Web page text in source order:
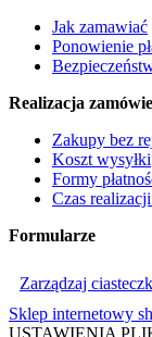
Jak zamawiać
Ponowienie
Realizacja
Zakupy bez
Koszt wysyłki
Formy
Czas
Formularze
Zarządzaj
Sklep internetowy
USTAWIENIA